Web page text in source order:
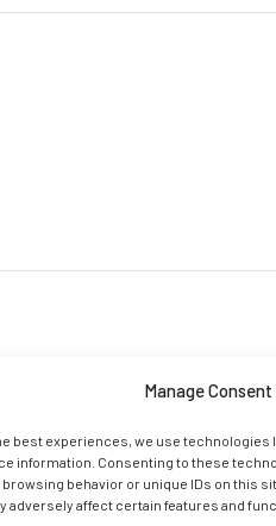
Manage Consent
best experiences, we use
information. Consenting to these
browsing behavior or unique IDs on this
adversely affect certain features and